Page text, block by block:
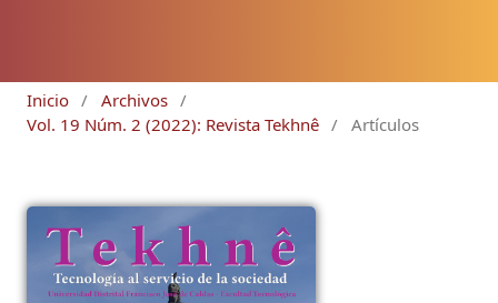
Inicio / Archivos /
Vol. 19 Núm. 2 (2022): Revista Tekhnê / Artículos